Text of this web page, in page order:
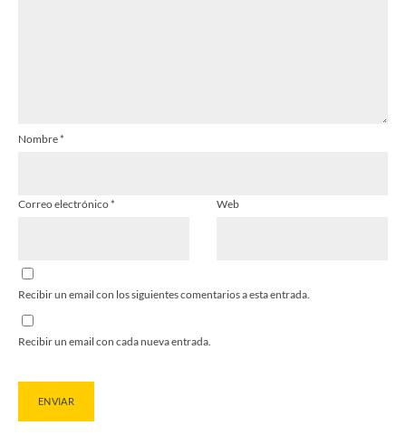
Nombre*
Correo electrónico* Web
Recibir un email con los siguientes comentarios a esta entrada.
Recibir un email con cada nueva entrada.